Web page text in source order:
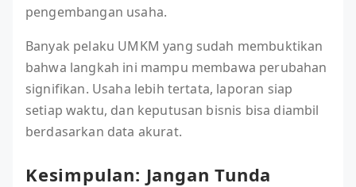
pengembangan usaha.
Banyak pelaku UMKM yang sudah membuktikan
bahwa langkah ini mampu membawa perubahan
signifikan. Usaha lebih tertata, laporan siap
setiap waktu, dan keputusan bisnis bisa diambil
berdasarkan data akurat.
Kesimpulan: Jangan Tunda